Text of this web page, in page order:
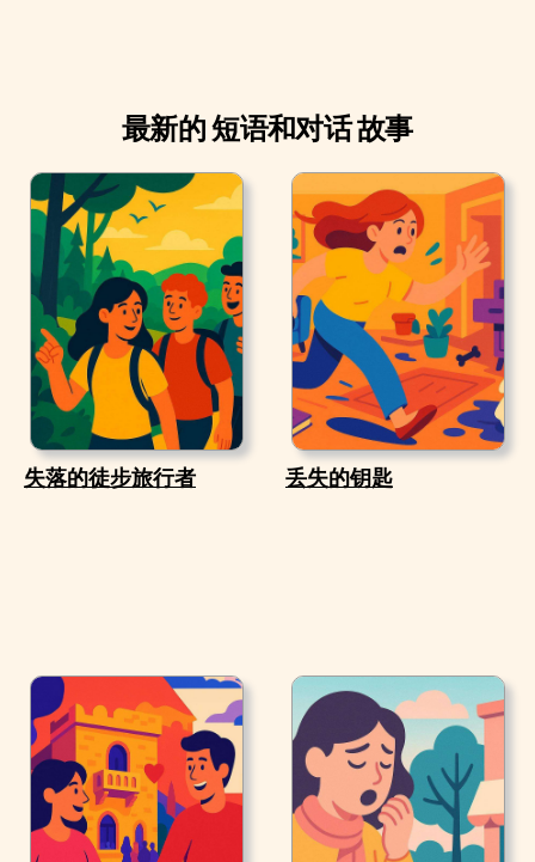
最新的 短语和对话 故事
失落的徒步旅行者 丢失的钥匙